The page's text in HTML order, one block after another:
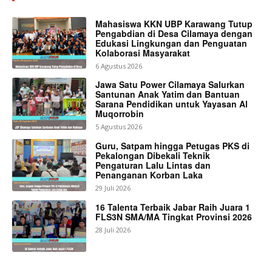
Mahasiswa KKN UBP Karawang Tutup
Pengabdian di Desa Cilamaya dengan
Edukasi Lingkungan dan Penguatan
Kolaborasi Masyarakat
6 Agustus 2026
Jawa Satu Power Cilamaya Salurkan
Santunan Anak Yatim dan Bantuan
Sarana Pendidikan untuk Yayasan Al
Muqorrobin
5 Agustus 2026
Guru, Satpam hingga Petugas PKS di
Pekalongan Dibekali Teknik
Pengaturan Lalu Lintas dan
Penanganan Korban Laka
29 Juli 2026
16 Talenta Terbaik Jabar Raih Juara 1
FLS3N SMA/MA Tingkat Provinsi 2026
28 Juli 2026